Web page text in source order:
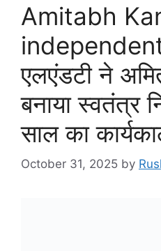
Amitabh
एलएंडटी ने
बनाया स्वतंत्र
साल का
October 31, 2025 by